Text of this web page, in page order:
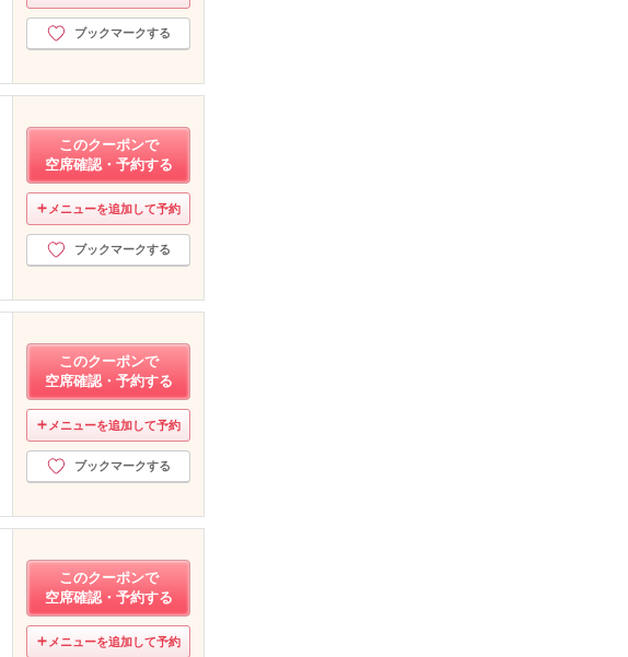
ブックマークする
このクーポンで
空席確認・予約する
メニューを追加して予約
ブックマークする
このクーポンで
空席確認・予約する
メニューを追加して予約
ブックマークする
このクーポンで
空席確認・予約する
メニューを追加して予約